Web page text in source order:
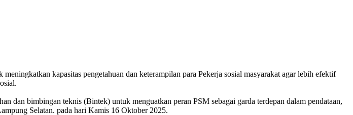
kapasitas pengetahuan dan keterampilan para Pekerja sosial masyarakat agar lebih efektif
dan bimbingan teknis (Bintek) untuk menguatkan peran PSM sebagai garda terdepan dalam pendataan,
Selatan. pada hari Kamis 16 Oktober 2025.